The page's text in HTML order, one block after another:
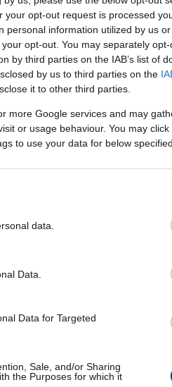
opt-out request is processed
personal information utilized by us
opt-out. You may separately
by third parties on the IAB’s list of
by us to third parties on the
it to other third parties.
more Google services and may
or usage behaviour. You may
to use your data for below
data.
Data.
Data for Targeted
Sale, and/or Sharing
the Purposes for which it
Varsó, MOL
Gergő (lejár a
Keanu Baccus
Pierre
kölcsönben)
Libor
(Beroe Zagora),